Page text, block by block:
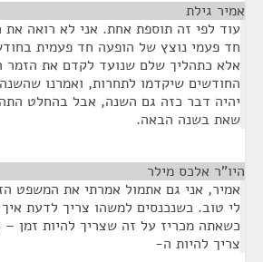
אמיר גילת
עוד לפי זה תוספת אחת. אני לא רואה את
חד פעמי נוצץ של הופעה חד פעמית
אלא כתהליך שלם שנועד לקדם את הזמר
החודשים שיקדמו לתחרות, ואמרנו
יהיה דבר כזה גם השנה, אבל בהחלט
שאת בשנה הבאה.
היו"ר אלכס מילר
אמיר, אני גם אתמול אמרתי את המשפט
לי טוב. כשנכנסים למשהו צריך לדעת
כשאתה מכריז על זה שצריך להיות זמן
צריך להיות ה-